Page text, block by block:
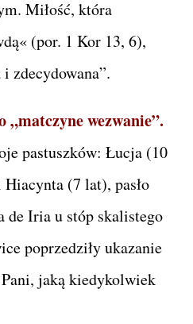
Miłość, która
(por. 1 Kor 13, 6),
zdecydowana”.
wezwanie”.
pastuszków: Łucja (10
(7 lat), pasło
de Iria u stóp skalistego
poprzedziły ukazanie
jaką kiedykolwiek